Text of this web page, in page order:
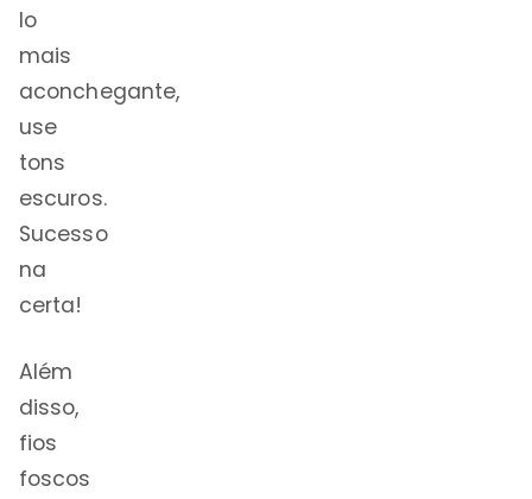
lo
mais
aconchegante,
use
tons
escuros.
Sucesso
na
certa!
Além
disso,
fios
foscos